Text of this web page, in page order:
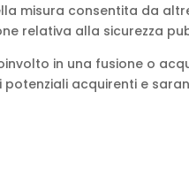
misura consentita da
relativa alla sicurezza
in una fusione o
acquirenti e